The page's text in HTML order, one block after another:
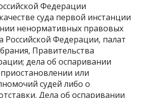
Федерации
суда первой инстанции
ненормативных правовых
Российской Федерации, палат
Правительства
дела об оспаривании
или
судей либо о
Дела об оспаривании